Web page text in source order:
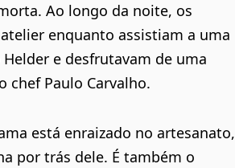
Ao longo da noite, os
enquanto assistiam a uma
e desfrutavam de uma
chef Paulo Carvalho.
está enraizado no artesanato,
por trás dele. É também o